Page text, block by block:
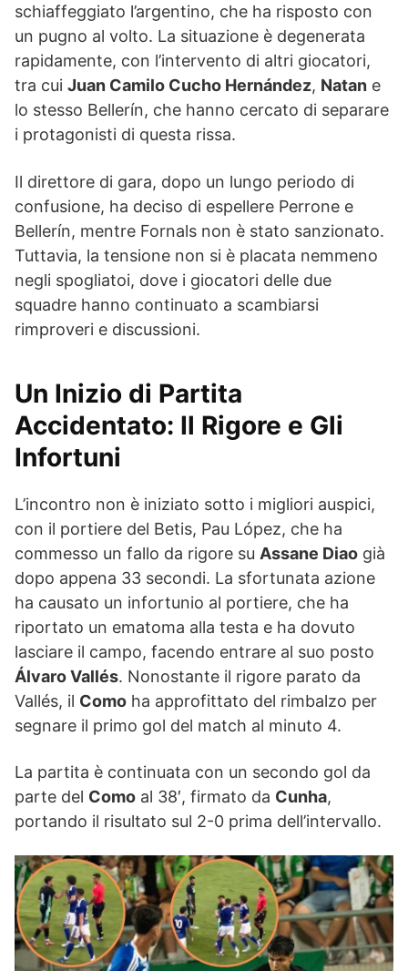
schiaffeggiato l’argentino, che ha risposto con
un pugno al volto. La situazione è degenerata
rapidamente, con l’intervento di altri giocatori,
tra cui Juan Camilo Cucho Hernández, Natan e
lo stesso Bellerín, che hanno cercato di separare
i protagonisti di questa rissa.
Il direttore di gara, dopo un lungo periodo di
confusione, ha deciso di espellere Perrone e
Bellerín, mentre Fornals non è stato sanzionato.
Tuttavia, la tensione non si è placata nemmeno
negli spogliatoi, dove i giocatori delle due
squadre hanno continuato a scambiarsi
rimproveri e discussioni.
Un Inizio di Partita
Accidentato: Il Rigore e Gli
Infortuni
L’incontro non è iniziato sotto i migliori auspici,
con il portiere del Betis, Pau López, che ha
commesso un fallo da rigore su Assane Diao già
dopo appena 33 secondi. La sfortunata azione
ha causato un infortunio al portiere, che ha
riportato un ematoma alla testa e ha dovuto
lasciare il campo, facendo entrare al suo posto
Álvaro Vallés. Nonostante il rigore parato da
Vallés, il Como ha approfittato del rimbalzo per
segnare il primo gol del match al minuto 4.
La partita è continuata con un secondo gol da
parte del Como al 38′, firmato da Cunha,
portando il risultato sul 2-0 prima dell’intervallo.